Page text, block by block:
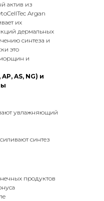
актив из
Argan
их
дермальных
синтеза и
это
морщин и
AS, NG) и
увлажняющий
синтез
продуктов